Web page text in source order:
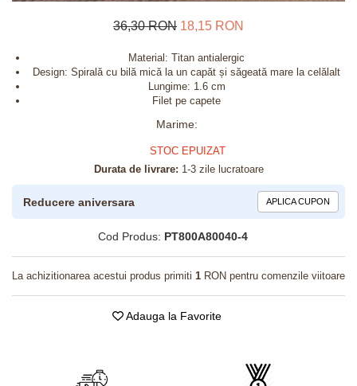
36,30 RON 18,15 RON
Material: Titan antialergic
Design: Spirală cu bilă mică la un capăt și săgeată mare la celălalt
Lungime: 1.6 cm
Filet pe capete
Marime:
STOC EPUIZAT
Durata de livrare: 1-3 zile lucratoare
Reducere aniversara APLICA CUPON
Cod Produs: PT800A80040-4
La achizitionarea acestui produs primiti 1 RON pentru comenzile viitoare
Adauga la Favorite